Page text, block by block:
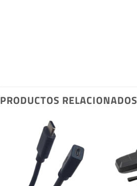
PRODUCTOS RELACIONADOS